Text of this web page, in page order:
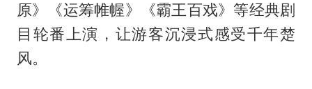
原》《运筹帷幄》《霸王百戏》等经典剧
目轮番上演，让游客沉浸式感受千年楚
风。